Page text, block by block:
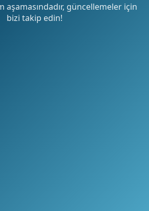
aşamasındadır, güncellemeler için
bizi takip edin!